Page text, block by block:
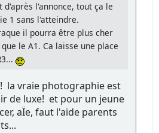
l'annonce, tout ça le
1 sans l'atteindre.
il pourra être plus cher
le A1. Ca laisse une place
la vraie photographie est
de luxe! et pour un jeune
aÏe, faut l'aide parents